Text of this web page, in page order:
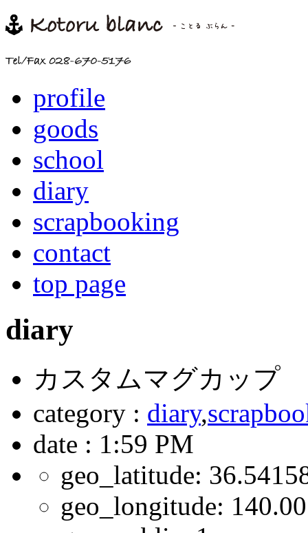
profile
goods
school
diary
scrapbooking
contact
top page
diary
カスタムマグカップ
category : diary,
date : 1:59 PM
geo_latitude:
geo_longitude: